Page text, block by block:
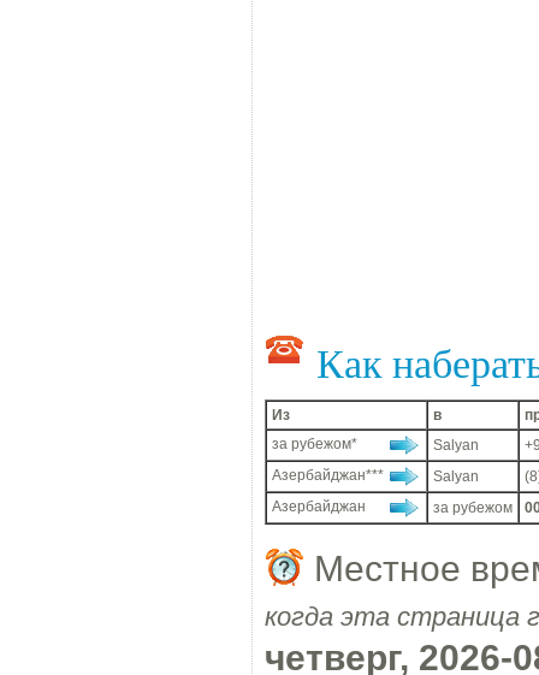
Как
Из в
за рубежом*
Salyan
Азербайджан***
Salyan
Азербайджан
за рубежом
Местное
когда эта страница
четверг, 2026-